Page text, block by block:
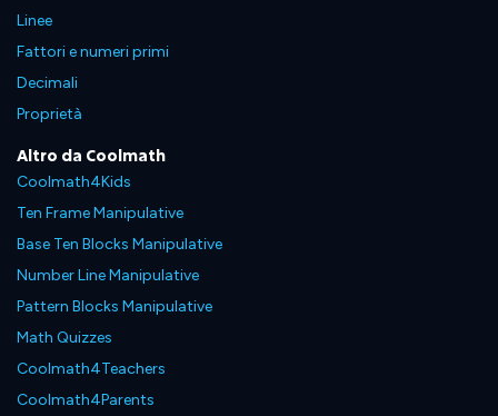
Linee
Fattori e numeri primi
Decimali
Proprietà
Altro da Coolmath
Coolmath4Kids
Ten Frame Manipulative
Base Ten Blocks Manipulative
Number Line Manipulative
Pattern Blocks Manipulative
Math Quizzes
Coolmath4Teachers
Coolmath4Parents